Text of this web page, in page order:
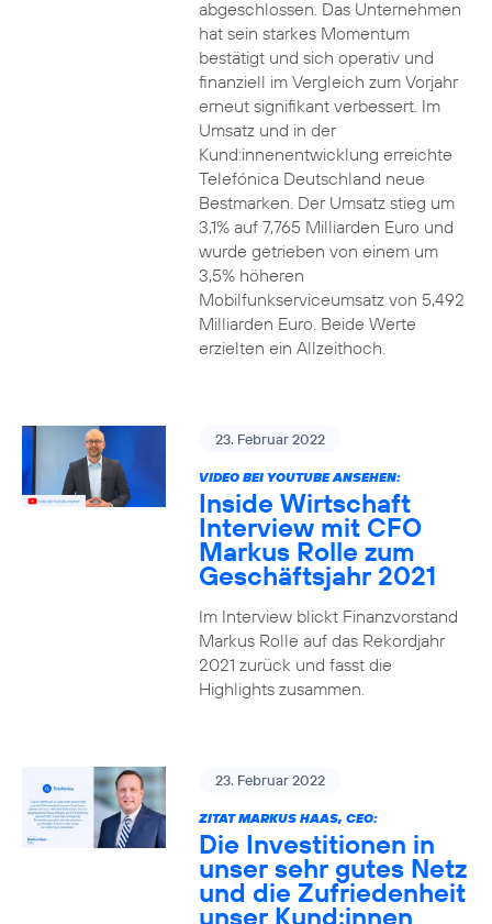
abgeschlossen. Das Unternehmen
hat sein starkes Momentum
bestätigt und sich operativ und
finanziell im Vergleich zum Vorjahr
erneut signifikant verbessert. Im
Umsatz und in der
Kund:innenentwicklung erreichte
Telefónica Deutschland neue
Bestmarken. Der Umsatz stieg um
3,1% auf 7,765 Milliarden Euro und
wurde getrieben von einem um
3,5% höheren
Mobilfunkserviceumsatz von 5,492
Milliarden Euro. Beide Werte
erzielten ein Allzeithoch.
23. Februar 2022
VIDEO BEI YOUTUBE ANSEHEN:
Inside Wirtschaft
Interview mit CFO
Markus Rolle zum
Geschäftsjahr 2021
Im Interview blickt Finanzvorstand
Markus Rolle auf das Rekordjahr
2021 zurück und fasst die
Highlights zusammen.
23. Februar 2022
ZITAT MARKUS HAAS, CEO:
Die Investitionen in
unser sehr gutes Netz
und die Zufriedenheit
unser Kund:innen